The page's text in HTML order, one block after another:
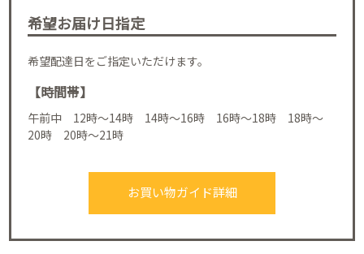
希望お届け日指定
希望配達日をご指定いただけます。
【時間帯】
午前中 12時～14時 14時～16時 16時～18時 18時～
20時 20時～21時
お買い物ガイド詳細